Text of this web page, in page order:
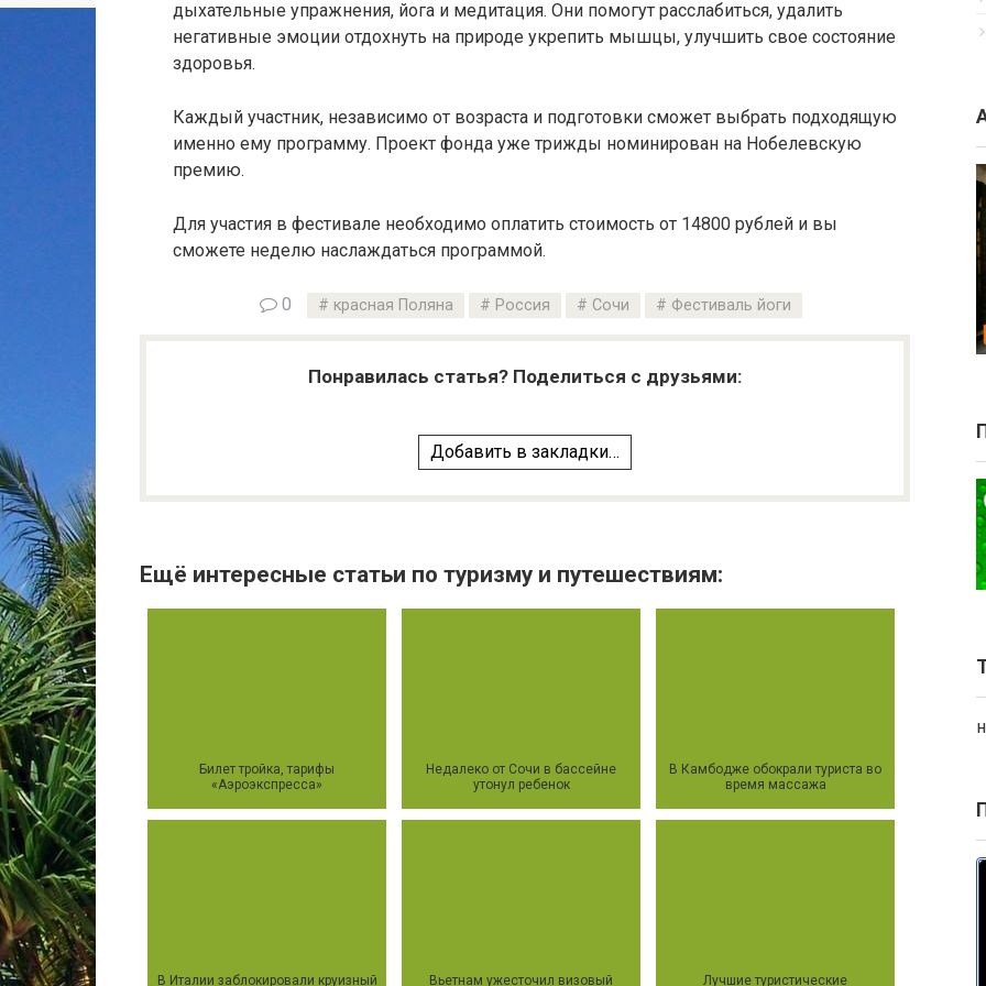
дыхательные упражнения, йога и медитация. Они помогут расслабиться, удалить
негативные эмоции отдохнуть на природе укрепить мышцы, улучшить свое состояние
здоровья.
Каждый участник, независимо от возраста и подготовки сможет выбрать подходящую
именно ему программу. Проект фонда уже трижды номинирован на Нобелевскую
премию.
Для участия в фестивале необходимо оплатить стоимость от 14800 рублей и вы
сможете неделю наслаждаться программой.
0 красная Поляна Россия Сочи Фестиваль йоги
Понравилась статья? Поделиться с друзьями:
Добавить в закладки…
Ещё интересные статьи по туризму и путешествиям:
Билет тройка, тарифы
«Аэроэкспресса»
Недалеко от Сочи в бассейне
утонул ребенок
В Камбодже обокрали туриста во
время массажа
В Италии заблокировали круизный Вьетнам ужесточил визовый Лучшие туристические